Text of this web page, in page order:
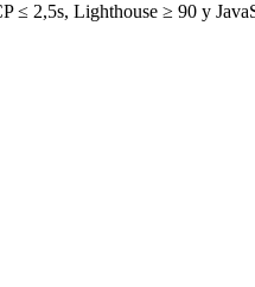
2,5s, Lighthouse ≥ 90 y